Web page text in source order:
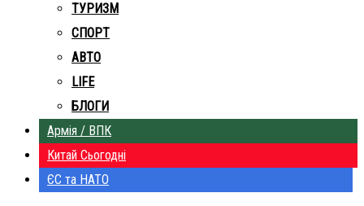
ТУРИЗМ
СПОРТ
АВТО
LIFE
БЛОГИ
Армія / ВПК
Китай Сьогодні
ЄС та НАТО